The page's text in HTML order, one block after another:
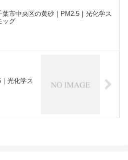
葉市中央区の黄砂｜PM2.5｜光化学ス
ッグ
光化学ス